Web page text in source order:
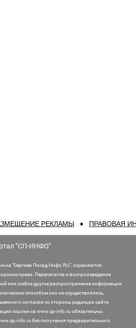
РЕКЛАМЫ ♦ ПРАВОВАЯ
"СП-ИНФО"
на "Сергиев Посад-Инфо.RU", охраняются
праве. Перепечатка и воспроизведение
или любое другое распространение информации
способом оно не осуществлялось,
согласия со стороны редакции сайта
ссылки на www.sp-info.ru обязательны.
info.ru без получения предварительного